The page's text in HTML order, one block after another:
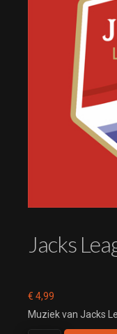
Jacks
€ 4,99
Muziek van Jacks